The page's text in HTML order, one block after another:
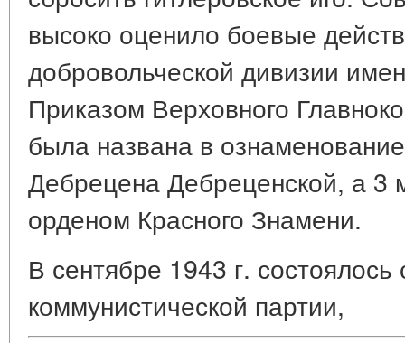
высоко оценило боевые
добровольческой дивизии
Приказом Верховного
была названа в
Дебрецена Дебреценской, а 3
орденом Красного Знамени.
В сентябре 1943 г.
коммунистической партии,